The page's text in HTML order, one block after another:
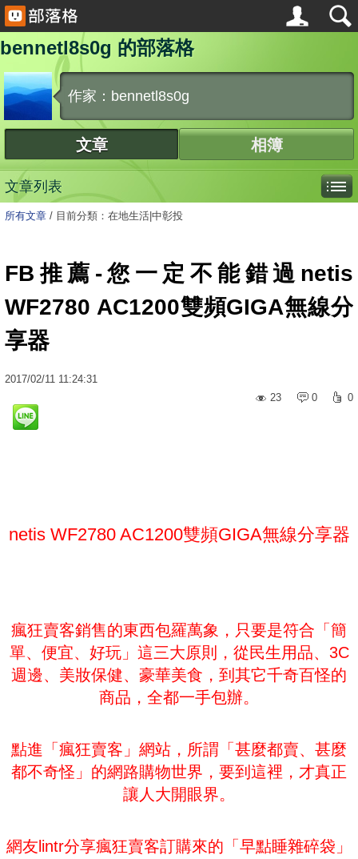
bennetl8s0g 的部落格
作家：bennetl8s0g
文章 相簿
文章列表
所有文章 / 目前分類：在地生活|中彰投
FB推薦-您一定不能錯過netis
WF2780 AC1200雙頻GIGA無線分
享器
2017/02/11 11:24:31
23
0 0
netis WF2780 AC1200雙頻GIGA無線分享器
瘋狂賣客銷售的東西包羅萬象，只要是符合「簡
單、便宜、好玩」這三大原則，從民生用品、3C
週邊、美妝保健、豪華美食，到其它千奇百怪的
商品，全都一手包辦。
點進「瘋狂賣客」網站，所謂「甚麼都賣、甚麼
都不奇怪」的網路購物世界，要到這裡，才真正
讓人大開眼界。
網友lintr分享瘋狂賣客訂購來的「早點睡雜碎袋」